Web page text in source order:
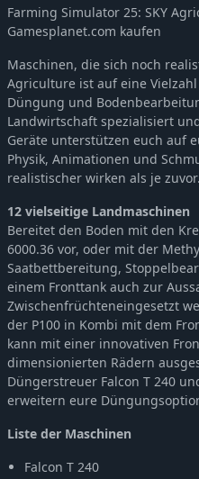
Farming Simulator 25: SKY
Gamesplanet.com kaufen
Maschinen, die sich noch
Agriculture ist auf eine
Düngung und
Landwirtschaft spezialisiert
Geräte unterstützen euch auf
Physik, Animationen und
realistischer wirken als je zuvor.
12 vielseitige Landmaschinen
Bereitet den Boden mit den
6000.36 vor, oder mit der
Saatbettbereitung,
einem Fronttank auch zur
Zwischenfrüchteneingesetzt
der P100 in Kombi mit dem
kann mit einer innovativen
dimensionierten Rädern
Düngerstreuer Falcon T 240
erweitern eure
Liste der Maschinen
Falcon T 240